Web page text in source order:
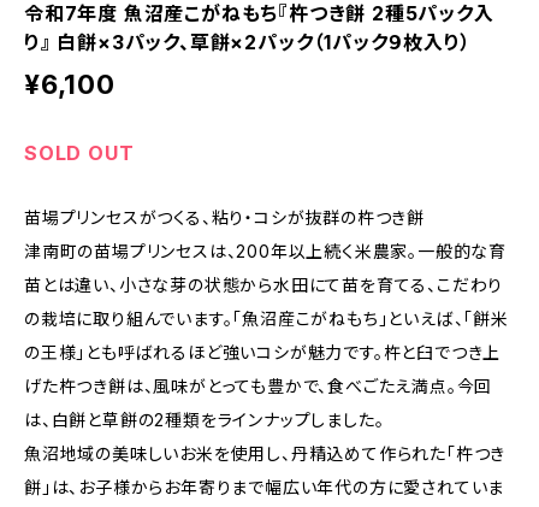
令和7年度 魚沼産こがねもち『杵つき餅 2種5パック入
り』 白餅×3パック、草餅×2パック（1パック９枚入り）
¥6,100
SOLD OUT
苗場プリンセスがつくる、粘り・コシが抜群の杵つき餅
津南町の苗場プリンセスは、200年以上続く米農家。一般的な育
苗とは違い、小さな芽の状態から水田にて苗を育てる、こだわり
の栽培に取り組んでいます。「魚沼産こがねもち」といえば、「餅米
の王様」とも呼ばれるほど強いコシが魅力です。杵と臼でつき上
げた杵つき餅は、風味がとっても豊かで、食べごたえ満点。今回
は、白餅と草餅の2種類をラインナップしました。
魚沼地域の美味しいお米を使用し、丹精込めて作られた「杵つき
餅」は、お子様からお年寄りまで幅広い年代の方に愛されていま